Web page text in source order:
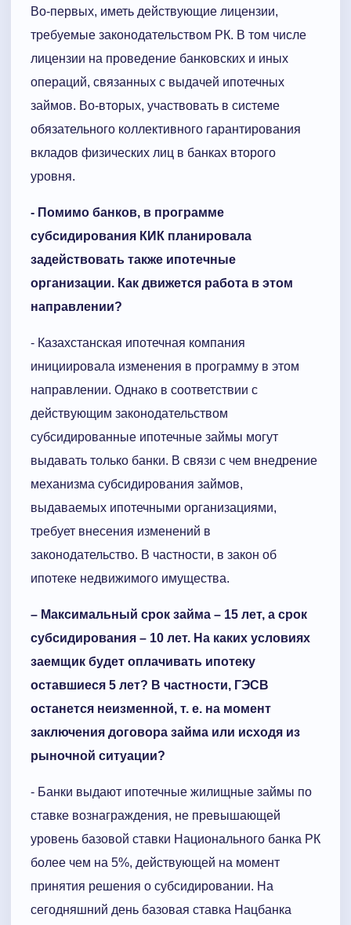
Во-первых, иметь действующие лицензии,
требуемые законодательством РК. В том числе
лицензии на проведение банковских и иных
операций, связанных с выдачей ипотечных
займов. Во-вторых, участвовать в системе
обязательного коллективного гарантирования
вкладов физических лиц в банках второго
уровня.
- Помимо банков, в программе
субсидирования КИК планировала
задействовать также ипотечные
организации. Как движется работа в этом
направлении?
- Казахстанская ипотечная компания
инициировала изменения в программу в этом
направлении. Однако в соответствии с
действующим законодательством
субсидированные ипотечные займы могут
выдавать только банки. В связи с чем внедрение
механизма субсидирования займов,
выдаваемых ипотечными организациями,
требует внесения изменений в
законодательство. В частности, в закон об
ипотеке недвижимого имущества.
– Максимальный срок займа – 15 лет, а срок
субсидирования – 10 лет. На каких условиях
заемщик будет оплачивать ипотеку
оставшиеся 5 лет? В частности, ГЭСВ
останется неизменной, т. е. на момент
заключения договора займа или исходя из
рыночной ситуации?
- Банки выдают ипотечные жилищные займы по
ставке вознаграждения, не превышающей
уровень базовой ставки Национального банка РК
более чем на 5%, действующей на момент
принятия решения о субсидировании. На
сегодняшний день базовая ставка Нацбанка